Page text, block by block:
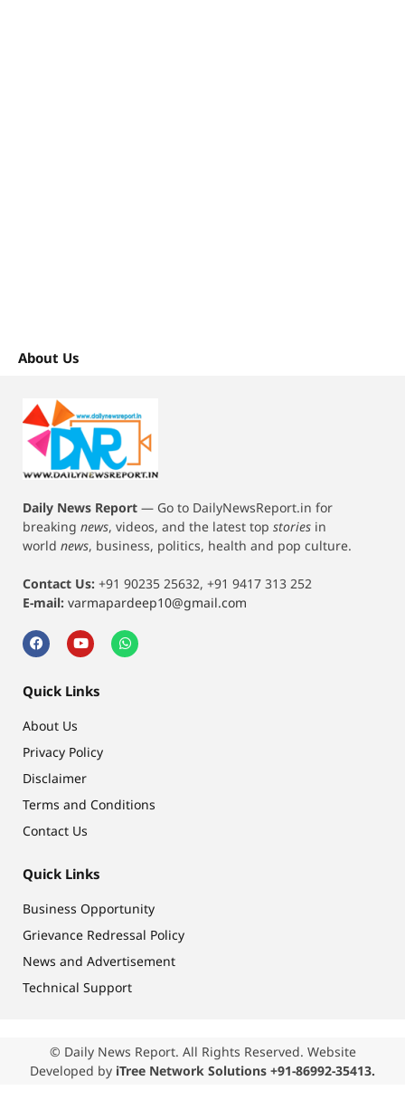
About Us
Daily News Report — Go to DailyNewsReport.in for
breaking news, videos, and the latest top stories in
world news, business, politics, health and pop culture.
Contact Us: +91 90235 25632, +91 9417 313 252
E-mail: varmapardeep10@gmail.com
Quick Links
About Us
Privacy Policy
Disclaimer
Terms and Conditions
Contact Us
Quick Links
Business Opportunity
Grievance Redressal Policy
News and Advertisement
Technical Support
© Daily News Report. All Rights Reserved. Website
Developed by iTree Network Solutions +91-86992-35413.